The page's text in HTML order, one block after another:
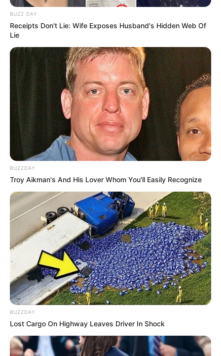
LIHAT ARTIKEL LAINNYA
BUZZ DAY
Receipts Don't Lie: Wife Exposes Husband's Hidden Web Of
Lie
BUZZDAY
Troy Aikman's And His Lover Whom You'll Easily Recognize
BUZZDAY
Lost Cargo On Highway Leaves Driver In Shock